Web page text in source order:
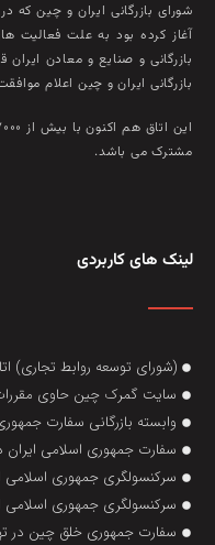
آغاز کرده بود به علت فعاليت‌
بازرگانی و صنايع و معادن
بازرگانی ايران و چين اعلام
مشترک می باشد.
لینک های کاربردی
(شورای توسعه روابط تجاری)
سایت گمرک چین حاوی مقررات
وابسته بازرگانی سفارت
سفارت جمهوری اسلامی ایران
سرکنسولگری جمهوری اسلامی
سرکنسولگری جمهوری اسلامی
سفارت جمهوری خلق چین در